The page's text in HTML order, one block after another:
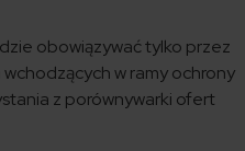
obowiązywać tylko przez
wchodzących w ramy ochrony
z porównywarki ofert